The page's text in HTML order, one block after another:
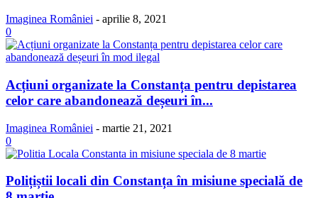
Imaginea României - aprilie 8, 2021
0
Acțiuni organizate la Constanța pentru depistarea
celor care abandonează deșeuri în...
Imaginea României - martie 21, 2021
0
Polițiștii locali din Constanța în misiune specială de